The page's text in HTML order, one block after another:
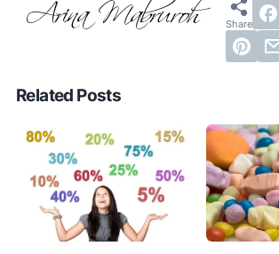
Related Posts